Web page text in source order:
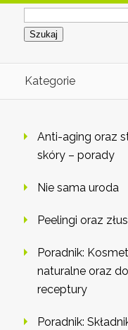
Szukaj:
Kategorie
Anti-aging oraz
skóry – porady
Nie sama uroda
Peelingi oraz
Poradnik:
naturalne oraz
receptury
Poradnik: